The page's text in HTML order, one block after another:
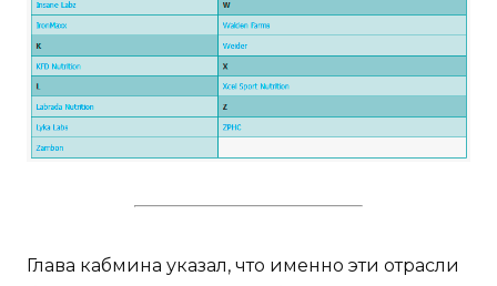
Глава кабмина указал, что именно эти отрасли